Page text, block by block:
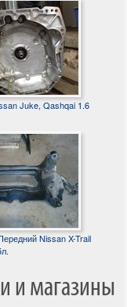
Juke, Qashqai 1.6
Nissan X-Trail
и магазины